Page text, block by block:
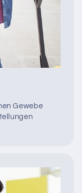
Gewebe